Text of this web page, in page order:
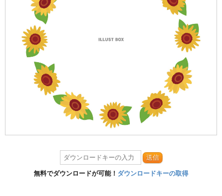
送信
無料でダウンロードが可能！ ダウンロードキーの取得